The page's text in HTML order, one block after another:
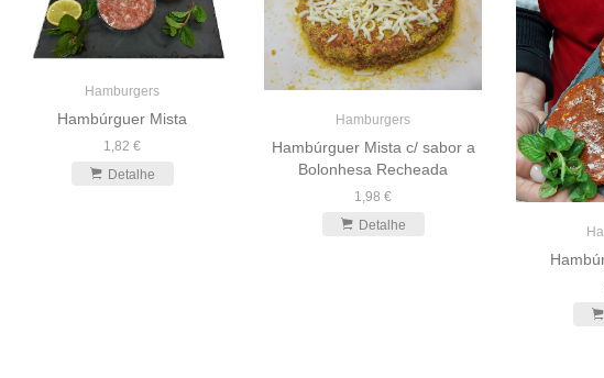
Hamburgers
Hambúrguer Mista
1,82 €
Detalhe
Hamburgers
Hambúrguer Mista c/ sabor a
Bolonhesa Recheada
1,98 €
Detalhe